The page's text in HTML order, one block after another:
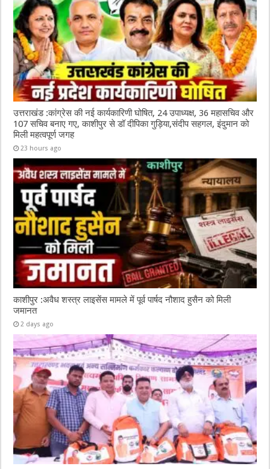
उत्तराखंड :कांग्रेस की नई कार्यकारिणी घोषित, 24 उपाध्यक्ष, 36 महासचिव और
107 सचिव बनाए गए, काशीपुर से डॉ दीपिका गुड़िया,संदीप सहगल, इंदुमान को
मिली महत्वपूर्ण जगह
23 hours ago
काशीपुर :अवैध शस्त्र लाइसेंस मामले में पूर्व पार्षद नौशाद हुसैन को मिली
जमानत
2 days ago